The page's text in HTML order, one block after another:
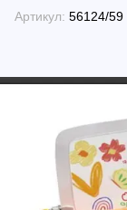
Артикул: 56124/59